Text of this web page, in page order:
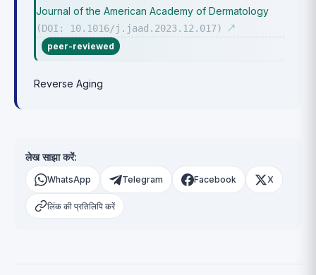
Journal of the American Academy of Dermatology
(DOI: 10.1016/j.jaad.2023.12.017)
↗
peer-reviewed
Reverse Aging
लेख साझा करें:
WhatsApp Telegram Facebook X
लिंक की प्रतिलिपि करें